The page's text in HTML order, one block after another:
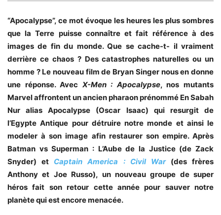
“Apocalypse”, ce mot évoque les heures les plus sombres
que la Terre puisse connaître et fait référence à des
images de fin du monde. Que se cache-t- il vraiment
derrière ce chaos ? Des catastrophes naturelles ou un
homme ? Le nouveau film de Bryan Singer nous en donne
une réponse. Avec X-Men : Apocalypse, nos mutants
Marvel affrontent un ancien pharaon prénommé En Sabah
Nur alias Apocalypse (Oscar Isaac) qui resurgit de
l’Egypte Antique pour détruire notre monde et ainsi le
modeler à son image afin restaurer son empire. Après
Batman vs Superman : L’Aube de la Justice (de Zack
Snyder) et Captain America : Civil War(des frères
Anthony et Joe Russo), un nouveau groupe de super
héros fait son retour cette année pour sauver notre
planète qui est encore menacée.